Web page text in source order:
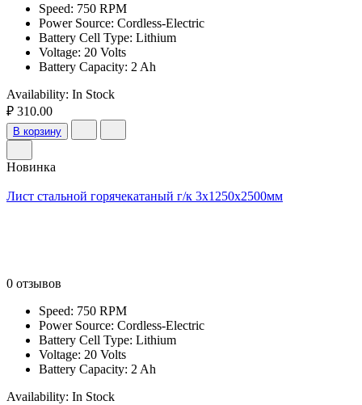
Speed: 750 RPM
Power Source: Cordless-Electric
Battery Cell Type: Lithium
Voltage: 20 Volts
Battery Capacity: 2 Ah
Availability: In Stock
₽ 310.00
В корзину
Новинка
Лист стальной горячекатаный г/к 3х1250х2500мм
0 отзывов
Speed: 750 RPM
Power Source: Cordless-Electric
Battery Cell Type: Lithium
Voltage: 20 Volts
Battery Capacity: 2 Ah
Availability: In Stock